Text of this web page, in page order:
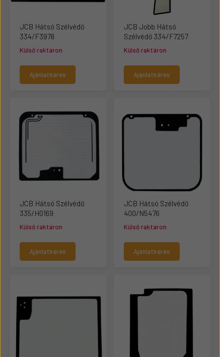
JCB Hátsó Szélvédő
334/F3978
Külső raktáron
Ajánlatkérés
JCB Jobb Hátsó
Szélvédő 334/F7257
Külső raktáron
Ajánlatkérés
JCB Hátsó Szélvédő
335/H0169
Külső raktáron
Ajánlatkérés
JCB Hátsó Szélvédő
400/N5476
Külső raktáron
Ajánlatkérés